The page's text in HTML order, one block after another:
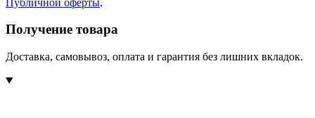
Получение товара
Доставка, самовывоз, оплата и гарантия без лишних вкладок.